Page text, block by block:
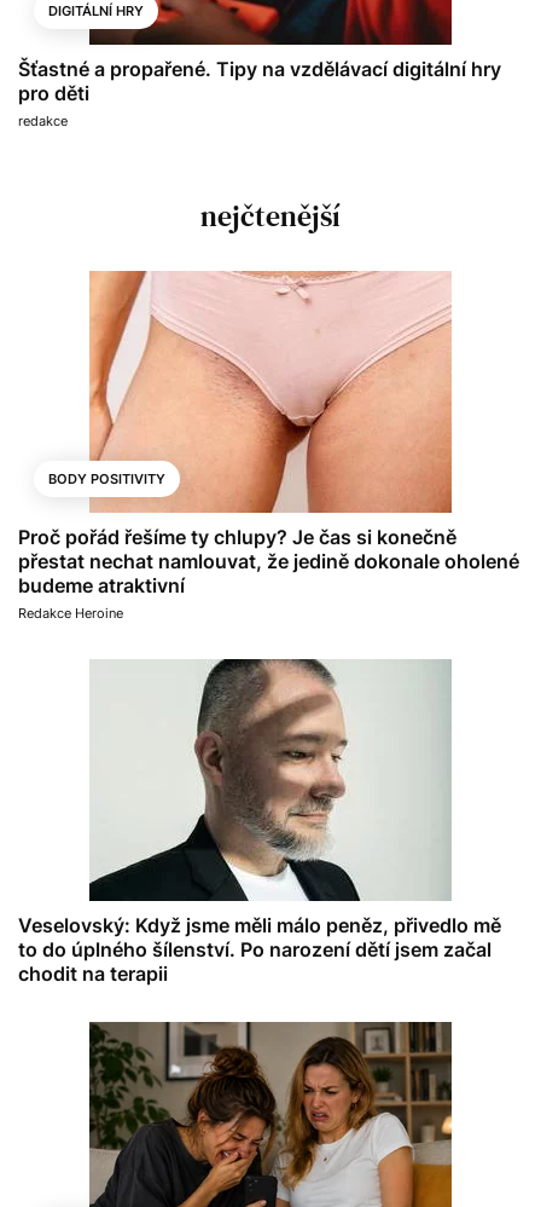
DIGITÁLNÍ HRY
Šťastné a propařené. Tipy na vzdělávací digitální hry
pro děti
redakce
nejčtenější
BODY POSITIVITY
Proč pořád řešíme ty chlupy? Je čas si konečně
přestat nechat namlouvat, že jedině dokonale oholené
budeme atraktivní
Redakce Heroine
Veselovský: Když jsme měli málo peněz, přivedlo mě
to do úplného šílenství. Po narození dětí jsem začal
chodit na terapii